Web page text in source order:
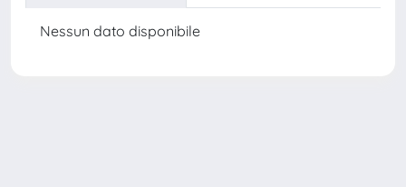
Nessun dato disponibile